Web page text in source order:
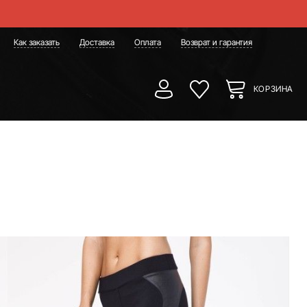
Как заказать Доставка Оплата Возврат и гарантия
КОРЗИНА